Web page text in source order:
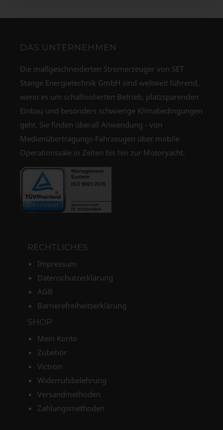
DAS UNTERNEHMEN
Die maßgeschneiderten Stromerzeuger von SET
Stange Energietechnik GmbH sind weltweit führend,
wenn es um schallisolierten Betrieb, platzsparenden
Einbau und besonders schwierige Klimabedingungen
geht. Sie finden überall Anwendung - von
Medienübertragungs-Fahrzeugen über mobile
Operationssäle in Zelten bis hin zur Motoryacht.
RECHTLICHES
Impressum
Datenschutzerklärung
AGB
Barrierefreiheitserklärung
SHOP
Mein Konto
Zubehör
Victron
Widerrufsbelehrung
Versandmethoden
Zahlungsmethoden